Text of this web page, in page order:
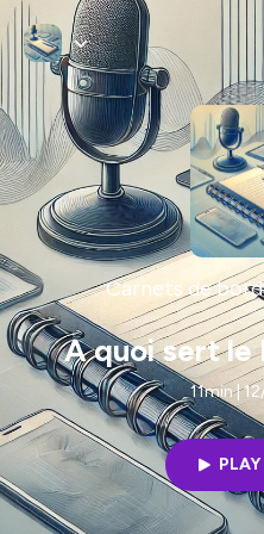
Carnets de
A quoi sert le
11min |
PLAY